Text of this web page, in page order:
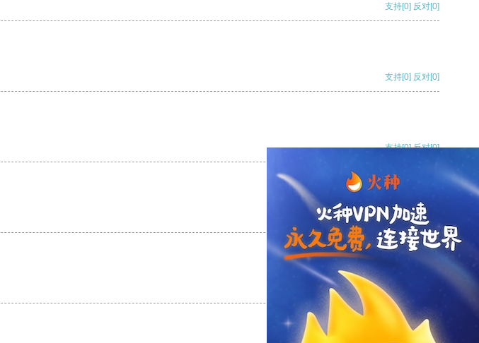
支持[0] 反对[0]
支持[0] 反对[0]
支持[0] 反对[0]
支持[0] 反对
支持